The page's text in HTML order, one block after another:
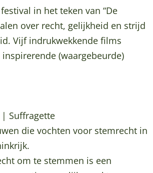
p
e
n
s
m
f
e
s
in het teken van “De
over recht, gelijkheid en strijd
Vijf indrukwekkende films
(waargebeurde)
| Suffragette
die vochten voor stemrecht in
om te stemmen is een